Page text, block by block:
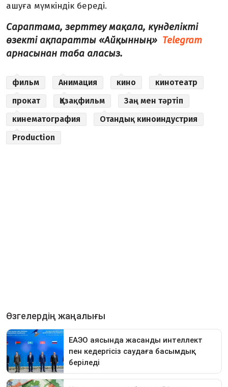
ашуға мүмкіндік береді.
Сараптама, зерттеу мақала, күнделікті
өзекті ақпаратты «Айқынның» Telegram
арнасынан таба аласыз.
фильм Анимация кино
кинотеатр
прокат
Қазақфильм
Заң мен тәртіп
кинематография
Отандық киноиндустрия
Production